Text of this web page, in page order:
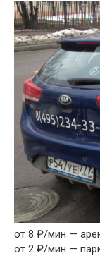
от 8 ₽/мин —
от 2 ₽/мин —